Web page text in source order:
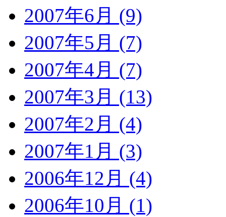
2007年6月 (9)
2007年5月 (7)
2007年4月 (7)
2007年3月 (13)
2007年2月 (4)
2007年1月 (3)
2006年12月 (4)
2006年10月 (1)